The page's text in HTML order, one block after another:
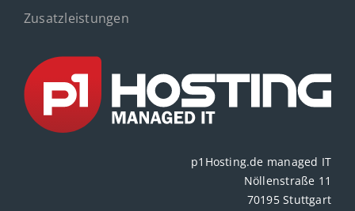
Zusatzleistungen
p1Hosting.de managed IT
Nöllenstraße 11
70195 Stuttgart